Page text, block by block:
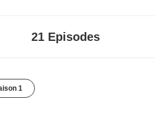
21 Episodes
1